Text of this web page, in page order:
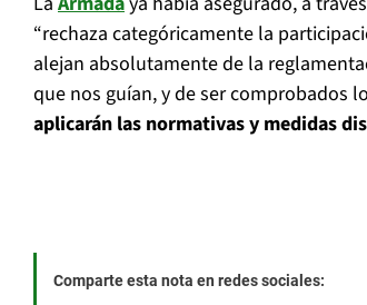
“rechaza categóricamente la
alejan absolutamente de la
que nos guían, y de ser comprobados
aplicarán las normativas y medidas
Comparte esta nota en redes sociales: